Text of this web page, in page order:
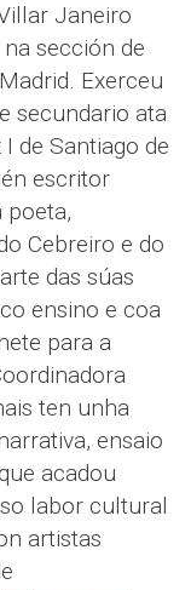
Janeiro
sección de
Exerceu
secundario ata
de Santiago de
escritor
poeta,
Cebreiro e do
das súas
ensino e coa
para a
ten unha
ensaio
acadou
labor cultural
artistas